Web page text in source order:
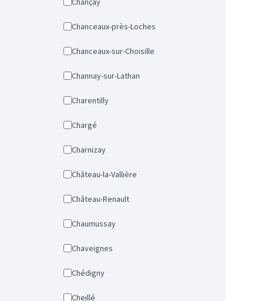
Chanceaux-près-Loches
Chanceaux-sur-Choisille
Channay-sur-Lathan
Charentilly
Chargé
Charnizay
Château-la-Vallière
Château-Renault
Chaumussay
Chaveignes
Chédigny
Cheillé